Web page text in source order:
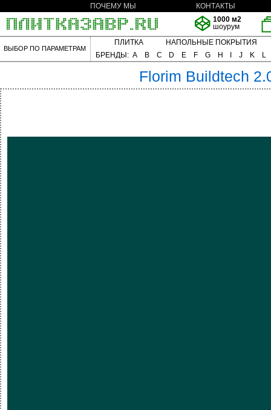
ПОЧЕМУ МЫ
КОНТАКТЫ
1000 м2
шоурум
ВЫБОР ПО ПАРАМЕТРАМ
ПЛИТКА
НАПОЛЬНЫЕ ПОКРЫТИЯ
БРЕНДЫ: A B C D E F G H J K L
Florim Buildtech